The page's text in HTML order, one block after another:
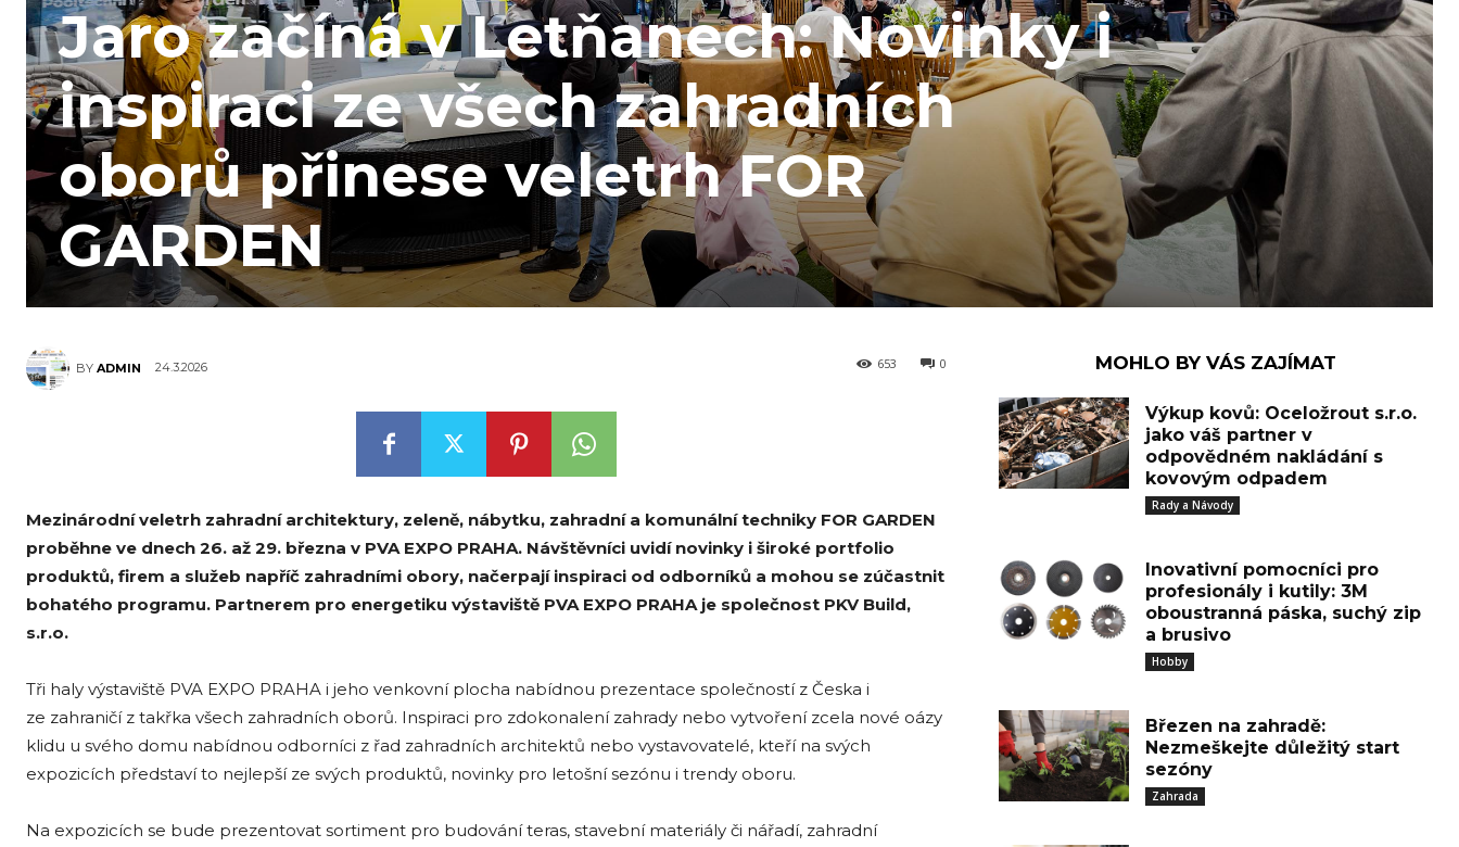
Jaro začíná v Letňanech: Novinky i
inspiraci ze všech zahradních
oborů přinese veletrh FOR
GARDEN
BY ADMIN 24.3.2026 0
653
Mezinárodní veletrh zahradní architektury, zeleně, nábytku, zahradní a komunální techniky FOR GARDEN
proběhne ve dnech 26. až 29. března v PVA EXPO PRAHA. Návštěvníci uvidí novinky i široké portfolio
produktů, firem a služeb napříč zahradními obory, načerpají inspiraci od odborníků a mohou se zúčastnit
bohatého programu. Partnerem pro energetiku výstaviště PVA EXPO PRAHA je společnost PKV Build,
s.r.o.
Tři haly výstaviště PVA EXPO PRAHA i jeho venkovní plocha nabídnou prezentace společností z Česka i
ze zahraničí z takřka všech zahradních oborů. Inspiraci pro zdokonalení zahrady nebo vytvoření zcela nové oázy
klidu u svého domu nabídnou odborníci z řad zahradních architektů nebo vystavovatelé, kteří na svých
expozicích představí to nejlepší ze svých produktů, novinky pro letošní sezónu i trendy oboru.
Na expozicích se bude prezentovat sortiment pro budování teras, stavební materiály či nářadí, zahradní
MOHLO BY VÁS ZAJÍMAT
Výkup kovů: Oceložrout s.r.o.
jako váš partner v
odpovědném nakládání s
kovovým odpadem
Rady a Návody
Inovativní pomocníci pro
profesionály i kutily: 3M
oboustranná páska, suchý zip
a brusivo
Hobby
Březen na zahradě:
Nezmeškejte důležitý start
sezóny
Zahrada